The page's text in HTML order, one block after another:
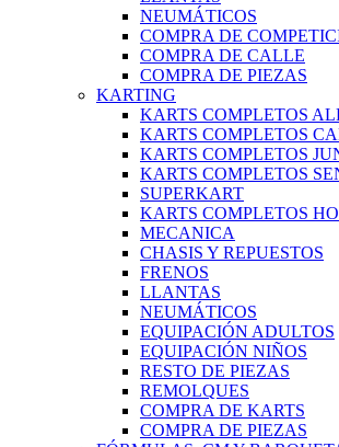
NEUMÁTICOS
COMPRA DE
COMPRA DE CALLE
COMPRA DE PIEZAS
KARTING
KARTS COMPLETOS
KARTS COMPLETOS
KARTS COMPLETOS
KARTS COMPLETOS
SUPERKART
KARTS COMPLETOS
MECANICA
CHASIS Y REPUESTOS
FRENOS
LLANTAS
NEUMÁTICOS
EQUIPACIÓN ADULTOS
EQUIPACIÓN NIÑOS
RESTO DE PIEZAS
REMOLQUES
COMPRA DE KARTS
COMPRA DE PIEZAS